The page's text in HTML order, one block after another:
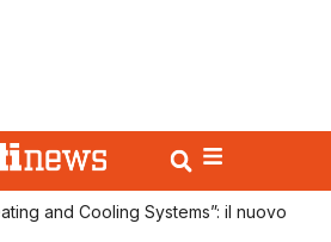
and Cooling Systems”: il nuovo